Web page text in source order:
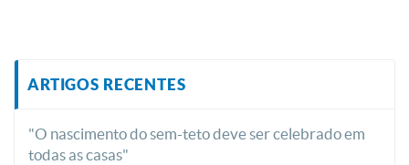
ARTIGOS RECENTES
"O nascimento do sem-teto deve ser celebrado em
todas as casas"